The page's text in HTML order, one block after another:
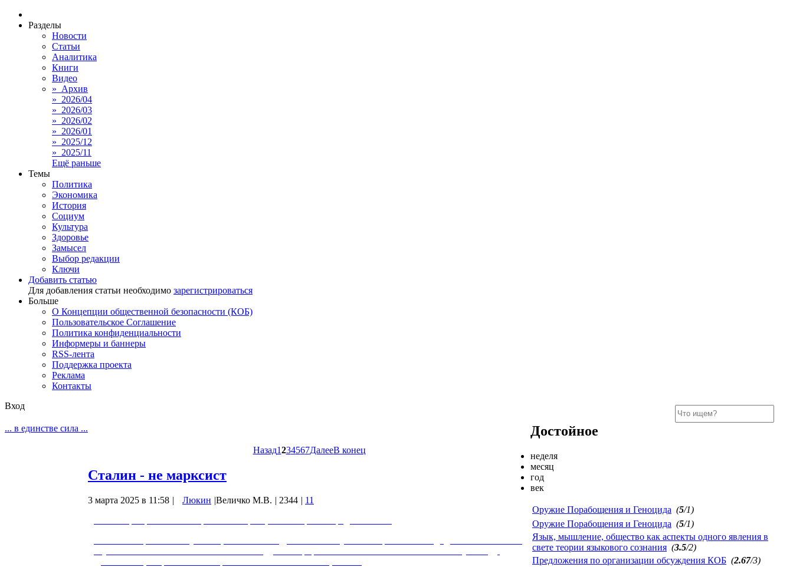
Разделы
Новости
Статьи
Аналитика
Книги
Видео
» Архив
» 2026/04
» 2026/03
» 2026/02
» 2026/01
» 2025/12
» 2025/11
Ещё раньше
Темы
Политика
Экономика
История
Социум
Культура
Здоровье
Замысел
Выбор редакции
Ключи
Добавить статью
Для добавления статьи необходимо зарегистрироваться
Больше
О Концепции общественной безопасности (КОБ)
Пользовательское Соглашение
Политика конфиденциальности
Информеры и баннеры
RSS-лента
Поддержка проекта
Реклама
Контакты
Вход
... в единстве сила ...
Назад1234567ДалееВ конец
Сталин - не марксист
3 марта 2025 в 11:58 | Люкин |Величко М.В. | 2344 | 11
Достойное
неделя
месяц
год
век
Оружие Порабощения и Геноцида (5/1)
Оружие Порабощения и Геноцида (5/1)
Язык, мышление, общество как аспекты одного явления в
свете теории языкового сознания (3.5/2)
Предложения по организации обсуждения КОБ (2.67/3)